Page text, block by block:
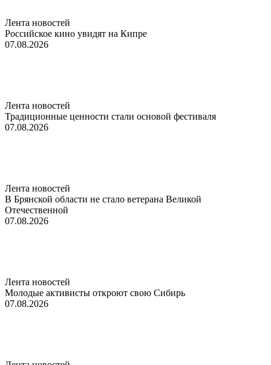
Лента новостей
Российское кино увидят на Кипре
07.08.2026
Лента новостей
Традиционные ценности стали основой фестиваля
07.08.2026
Лента новостей
В Брянской области не стало ветерана Великой
Отечественной
07.08.2026
Лента новостей
Молодые активисты откроют свою Сибирь
07.08.2026